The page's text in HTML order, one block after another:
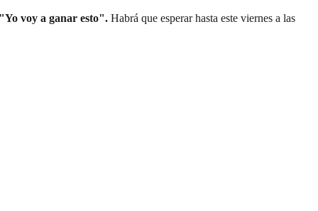
"Yo voy a ganar esto". Habrá que esperar hasta este viernes a las